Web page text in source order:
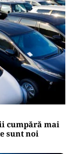
pisica în